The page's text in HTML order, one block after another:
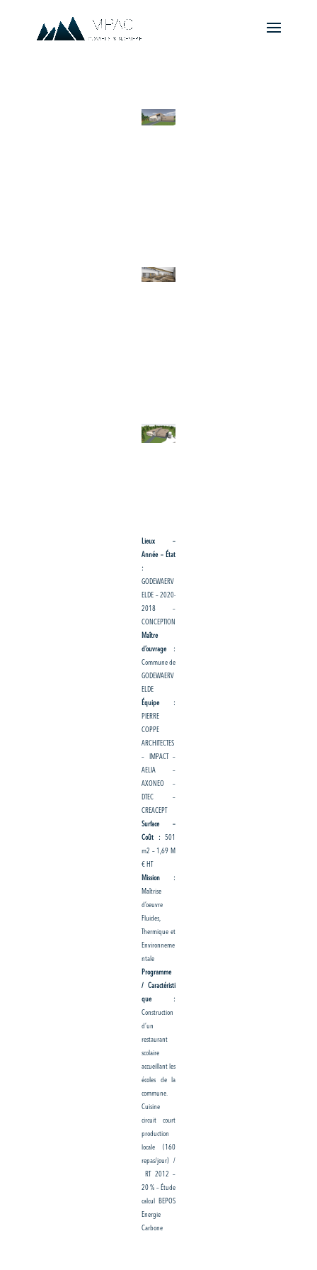
Lieux –
Année – État
:
GODEWAERV
ELDE – 2020-
2018 –
CONCEPTION
Maître
d’ouvrage :
Commune de
GODEWAERV
ELDE
Équipe :
PIERRE
COPPE
ARCHITECTES
– IMPACT –
AELIA –
AXONEO –
DTEC –
CREACEPT
Surface –
Coût : 501
m2 – 1,69 M
€ HT
Mission :
Maîtrise
d’oeuvre
Fluides,
Thermique et
Environneme
ntale
Programme
/ Caractéristi
que :
Construction
d’un
restaurant
scolaire
accueillant les
écoles de la
commune.
Cuisine
circuit court
production
locale (160
repas/jour) /
RT 2012 –
20 % – Étude
calcul BEPOS
Energie
Carbone